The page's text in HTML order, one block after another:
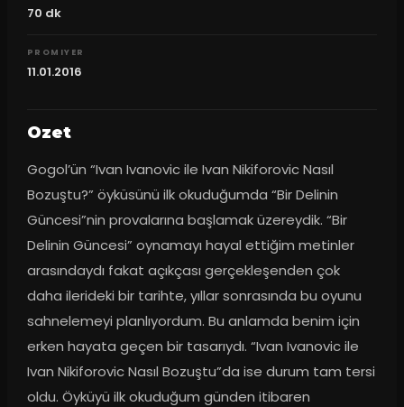
70 dk
PROMIYER
11.01.2016
Ozet
Gogol’ün “Ivan Ivanovic ile Ivan Nikiforovic Nasıl
Bozuştu?” öyküsünü ilk okuduğumda “Bir Delinin
Güncesi”nin provalarına başlamak üzereydik. “Bir
Delinin Güncesi” oynamayı hayal ettiğim metinler
arasındaydı fakat açıkçası gerçekleşenden çok
daha ilerideki bir tarihte, yıllar sonrasında bu oyunu
sahnelemeyi planlıyordum. Bu anlamda benim için
erken hayata geçen bir tasarıydı. “Ivan Ivanovic ile
Ivan Nikiforovic Nasıl Bozuştu”da ise durum tam tersi
oldu. Öyküyü ilk okuduğum günden itibaren